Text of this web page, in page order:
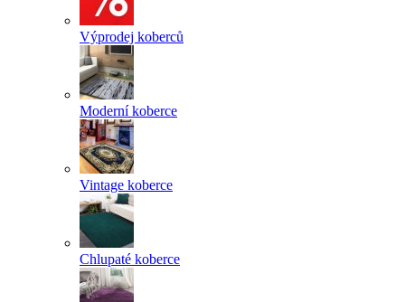
Výprodej koberců
Moderní koberce
Vintage koberce
Chlupaté koberce